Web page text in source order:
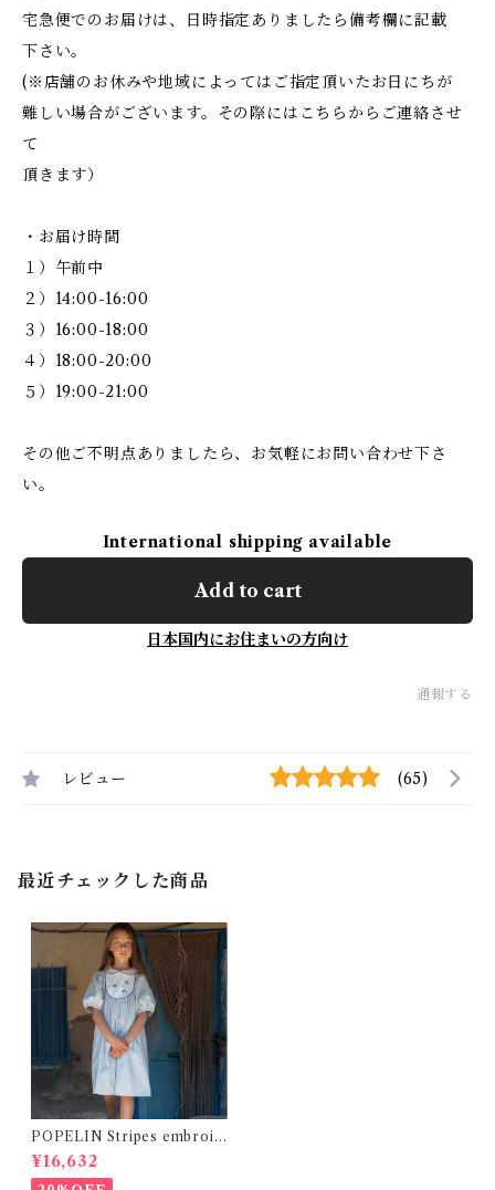
宅急便でのお届けは、日時指定ありましたら備考欄に記載
下さい。
(※店舗のお休みや地域によってはご指定頂いたお日にちが
難しい場合がございます。その際にはこちらからご連絡させ
て
頂きます）
・お届け時間
１）午前中
２）14:00-16:00
３）16:00-18:00
４）18:00-20:00
５）19:00-21:00
その他ご不明点ありましたら、お気軽にお問い合わせ下さ
い。
International shipping available
Add to cart
日本国内にお住まいの方向け
通報する
レビュー (65)
最近チェックした商品
POPELIN Stripes embroid
ered dress with yoke / 8-1
0Y
¥16,632